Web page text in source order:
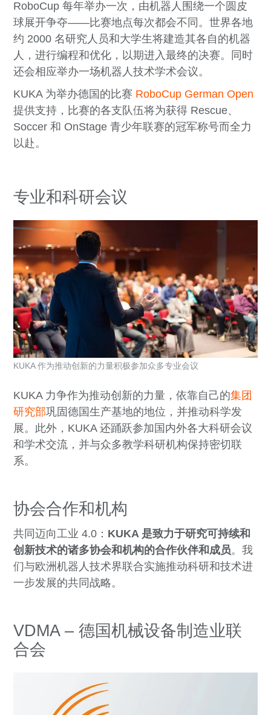
RoboCup 每年举办一次，由机器人围绕一个圆皮
球展开争夺——比赛地点每次都会不同。世界各地
约 2000 名研究人员和大学生将建造其各自的机器
人，进行编程和优化，以期进入最终的决赛。同时
还会相应举办一场机器人技术学术会议。
KUKA 为举办德国的比赛 RoboCup German Open
提供支持，比赛的各支队伍将为获得 Rescue、
Soccer 和 OnStage 青少年联赛的冠军称号而全力
以赴。
专业和科研会议
KUKA 力争作为推动创新的力量，依靠自己的集团
研究部巩固德国生产基地的地位，并推动科学发
展。此外，KUKA 还踊跃参加国内外各大科研会议
和学术交流，并与众多教学科研机构保持密切联
系。
KUKA 作为推动创新的力量积极参加众多专业会议
协会合作和机构
共同迈向工业 4.0： KUKA 是致力于研究可持续和
创新技术的诸多协会和机构的合作伙伴和成员。我
们与欧洲机器人技术界联合实施推动科研和技术进
一步发展的共同战略。
VDMA– 德国机械设备制造业联
合会